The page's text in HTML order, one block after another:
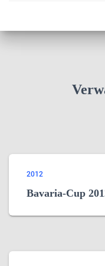
2012
Bavaria-Cup